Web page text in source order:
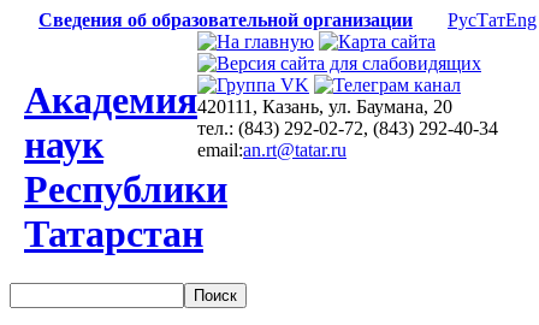
Сведения об образовательной организации РусТатEng
Академия
наук
Республики
Татарстан
420111, Казань, ул. Баумана, 20
тел.: (843) 292-02-72, (843) 292-40-34
email:an.rt@tatar.ru